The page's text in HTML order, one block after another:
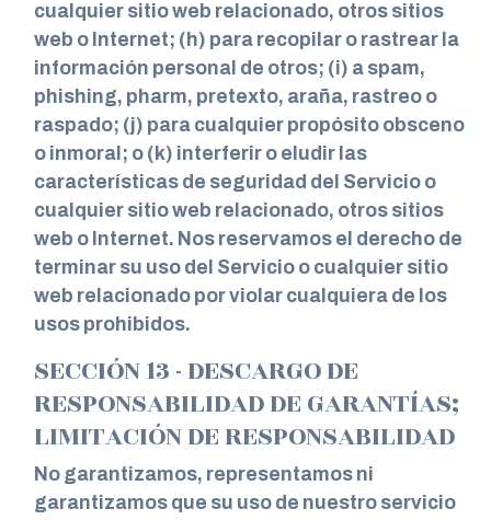
cualquier sitio web relacionado, otros sitios
web o Internet; (h) para recopilar o rastrear la
información personal de otros; (i) a spam,
phishing, pharm, pretexto, araña, rastreo o
raspado; (j) para cualquier propósito obsceno
o inmoral; o (k) interferir o eludir las
características de seguridad del Servicio o
cualquier sitio web relacionado, otros sitios
web o Internet. Nos reservamos el derecho de
terminar su uso del Servicio o cualquier sitio
web relacionado por violar cualquiera de los
usos prohibidos.
SECCIÓN 13 - DESCARGO DE
RESPONSABILIDAD DE GARANTÍAS;
LIMITACIÓN DE RESPONSABILIDAD
No garantizamos, representamos ni
garantizamos que su uso de nuestro servicio